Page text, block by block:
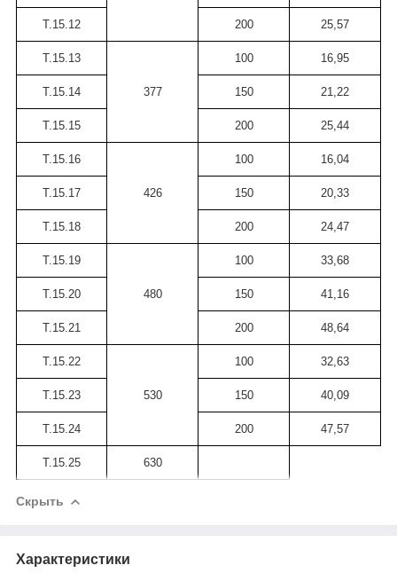
Т.15.12 200 25,57
Т.15.13
377
100 16,95
Т.15.14 150 21,22
Т.15.15 200 25,44
Т.15.16
426
100 16,04
Т.15.17 150 20,33
Т.15.18 200 24,47
Т.15.19
480
100 33,68
Т.15.20 150 41,16
Т.15.21 200 48,64
Т.15.22
530
100 32,63
Т.15.23 150 40,09
Т.15.24 200 47,57
Т.15.25 630
Скрыть
Характеристики